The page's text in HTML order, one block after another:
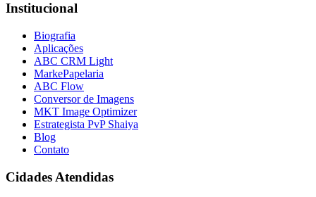
Institucional
Biografia
Aplicações
ABC CRM Light
MarkePapelaria
ABC Flow
Conversor de Imagens
MKT Image Optimizer
Estrategista PvP Shaiya
Blog
Contato
Cidades Atendidas